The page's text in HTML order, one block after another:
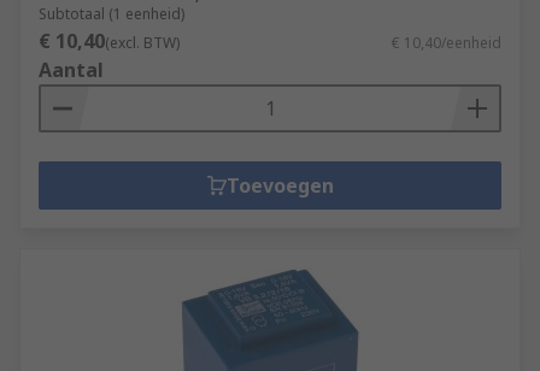
Subtotaal (1 eenheid)
€ 10,40(excl. BTW) € 10,40/eenheid
Aantal
Toevoegen